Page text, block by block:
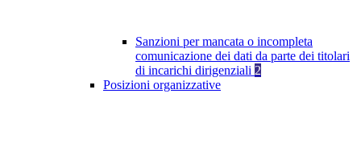
Sanzioni per mancata o incompleta
comunicazione dei dati da parte dei titolari
di incarichi dirigenziali 2
Posizioni organizzative